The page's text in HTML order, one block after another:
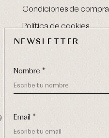
Condiciones de compra
Política de cookies
270-email:
NEWSLETTER
Nombre *
Email *